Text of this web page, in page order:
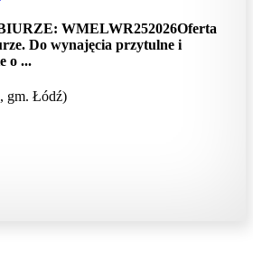
WMELWR252026Oferta
Do wynajęcia przytulne i
o ...
gm. Łódź)